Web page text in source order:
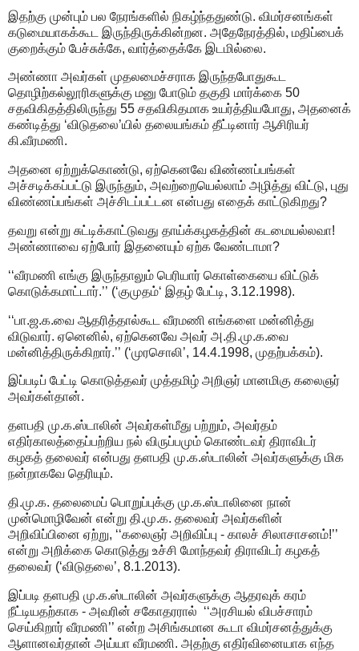
இதற்கு முன்பும் பல நேரங்களில் நிகழ்ந்ததுண்டு. விமர்சனங்கள்
கடுமையாகக்கூட இருந்திருக்கின்றன. அதேநேரத்தில், மதிப்பைக்
குறைக்கும் பேச்சுக்கே, வார்த்தைக்கே இடமில்லை.
அண்ணா அவர்கள் முதலமைச்சராக இருந்தபோதுகூட
தொழிற்கல்லூரிகளுக்கு மனு போடும் தகுதி மார்க்கை 50
சதவிகிதத்திலிருந்து 55 சதவிகிதமாக உயர்த்தியபோது, அதனைக்
கண்டித்து ‘விடுதலை’யில் தலையங்கம் தீட்டினார் ஆசிரியர்
கி.வீரமணி.
அதனை ஏற்றுக்கொண்டு, ஏற்கெனவே விண்ணப்பங்கள்
அச்சடிக்கப்பட்டு இருந்தும், அவற்றையெல்லாம் அழித்து விட்டு, புது
விண்ணப்பங்கள் அச்சிடப்பட்டன என்பது எதைக் காட்டுகிறது?
தவறு என்று சுட்டிக்காட்டுவது தாய்க்கழகத்தின் கடமையல்லவா!
அண்ணாவை ஏற்போர் இதனையும் ஏற்க வேண்டாமா?
‘‘வீரமணி எங்கு இருந்தாலும் பெரியார் கொள்கையை விட்டுக்
கொடுக்கமாட்டார்.’’ (‘குமுதம்‘ இதழ் பேட்டி, 3.12.1998).
‘‘பா.ஜ.க.வை ஆதரித்தால்கூட வீரமணி எங்களை மன்னித்து
விடுவார். ஏனெனில், ஏற்கெனவே அவர் அ.தி.மு.க.வை
மன்னித்திருக்கிறார்.’’ (‘முரசொலி’, 14.4.1998, முதற்பக்கம்).
இப்படிப் பேட்டி கொடுத்தவர் முத்தமிழ் அறிஞர் மானமிகு கலைஞர்
அவர்கள்தான்.
தளபதி மு.க.ஸ்டாலின் அவர்கள்மீது பற்றும், அவர்தம்
எதிர்காலத்தைப்பற்றிய நல் விருப்பமும் கொண்டவர் திராவிடர்
கழகத் தலைவர் என்பது தளபதி மு.க.ஸ்டாலின் அவர்களுக்கு மிக
நன்றாகவே தெரியும்.
தி.மு.க. தலைமைப் பொறுப்புக்கு மு.க.ஸ்டாலினை நான்
முன்மொழிவேன் என்று தி.மு.க. தலைவர் அவர்களின்
அறிவிப்பினை ஏற்று, ‘‘கலைஞர் அறிவிப்பு - காலச் சிலாசாசனம்!’’
என்று அறிக்கை கொடுத்து உச்சி மோந்தவர் திராவிடர் கழகத்
தலைவர் (‘விடுதலை’, 8.1.2013).
இப்படி தளபதி மு.க.ஸ்டாலின் அவர்களுக்கு ஆதரவுக் கரம்
நீட்டியதற்காக - அவரின் சகோதரரால் ‘‘அரசியல் விபச்சாரம்
செய்கிறார் வீரமணி’’ என்ற அசிங்கமான கூடா விமர்சனத்துக்கு
ஆளானவர்தான் அய்யா வீரமணி. அதற்கு எதிர்வினையாக எந்த